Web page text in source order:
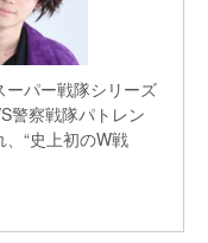
パー戦隊シリーズ
警察戦隊パトレン
“史上初のW戦